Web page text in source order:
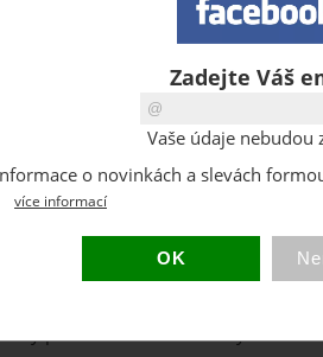
Zobrazit detail
DOPRODEJ ! Korkové
Povrchová úprava:
obklad je ...
549CZK
Sleva 730CZK
pro Vás interiér od firmy
Zadejte Váš
Vaše údaje nebudou
o novinkách a slevách
více informací